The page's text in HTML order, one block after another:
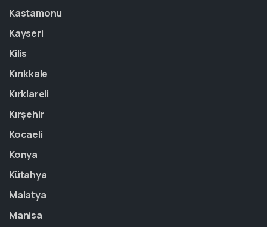
Kastamonu
Kayseri
Kilis
Kırıkkale
Kırklareli
Kırşehir
Kocaeli
Konya
Kütahya
Malatya
Manisa